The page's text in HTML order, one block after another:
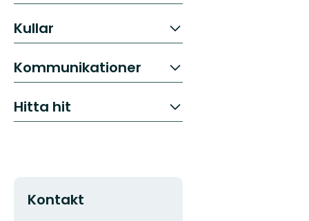
Kullar
Kommunikationer
Hitta hit
Kontakt